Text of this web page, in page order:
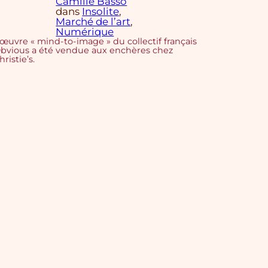
dans Insolite
Marché de l’art
Numérique
« mind-to-image » du collectif français
a été vendue aux enchères chez